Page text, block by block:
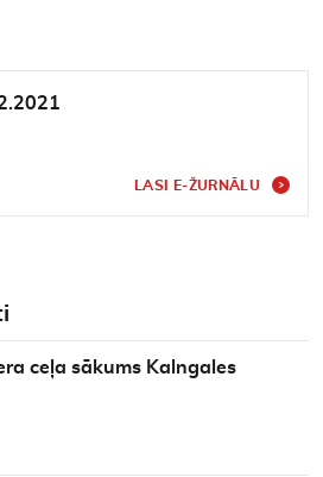
LASI E-ŽURNĀLU
ceļa sākums Kalngales